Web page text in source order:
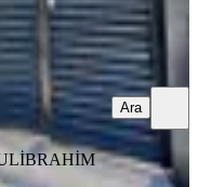
İBRAHİM
Ara